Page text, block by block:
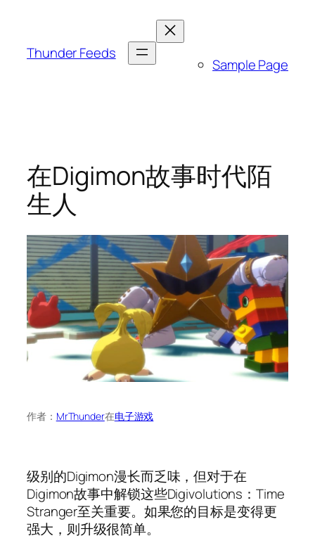
Thunder Feeds
Sample Page
在Digimon故事时代陌
生人
作者： MrThunder在电子游戏
级别的Digimon漫长而乏味，但对于在
Digimon故事中解锁这些Digivolutions：Time
Stranger至关重要。如果您的目标是变得更
强大，则升级很简单。